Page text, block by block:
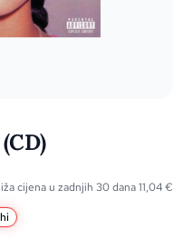
cijena u zadnjih 30 dana11,04€